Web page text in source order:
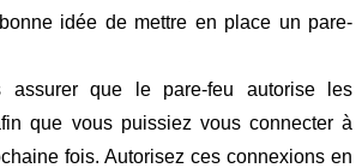
bonne idée de mettre en place un pare-
assurer que le pare-feu autorise les
que vous puissiez vous connecter à
fois. Autorisez ces connexions en